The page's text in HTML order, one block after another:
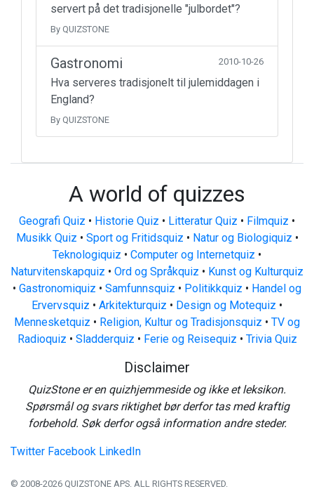
servert på det tradisjonelle "julbordet"?
By QUIZSTONE
Gastronomi 2010-10-26
Hva serveres tradisjonelt til julemiddagen i
England?
By QUIZSTONE
A world of quizzes
Geografi Quiz • Historie Quiz • Litteratur Quiz • Filmquiz •
Musikk Quiz • Sport og Fritidsquiz • Natur og Biologiquiz •
Teknologiquiz • Computer og Internetquiz •
Naturvitenskapquiz • Ord og Språkquiz • Kunst og Kulturquiz
• Gastronomiquiz • Samfunnsquiz • Politikkquiz • Handel og
Ervervsquiz • Arkitekturquiz • Design og Motequiz •
Mennesketquiz • Religion, Kultur og Tradisjonsquiz • TV og
Radioquiz • Sladderquiz • Ferie og Reisequiz • Trivia Quiz
Disclaimer
QuizStone er en quizhjemmeside og ikke et leksikon.
Spørsmål og svars riktighet bør derfor tas med kraftig
forbehold. Søk derfor også information andre steder.
Twitter Facebook LinkedIn
© 2008-2026 QUIZSTONE APS. ALL RIGHTS RESERVED.